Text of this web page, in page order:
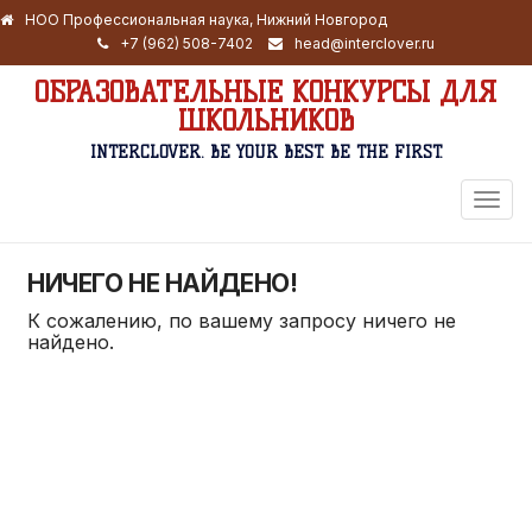
НОО Профессиональная наука, Нижний Новгород
+7 (962) 508-7402
head@interclover.ru
ОБРАЗОВАТЕЛЬНЫЕ КОНКУРСЫ ДЛЯ
ШКОЛЬНИКОВ
INTERCLOVER. BE YOUR BEST. BE THE FIRST.
НИЧЕГО НЕ НАЙДЕНО!
К сожалению, по вашему запросу ничего не
найдено.